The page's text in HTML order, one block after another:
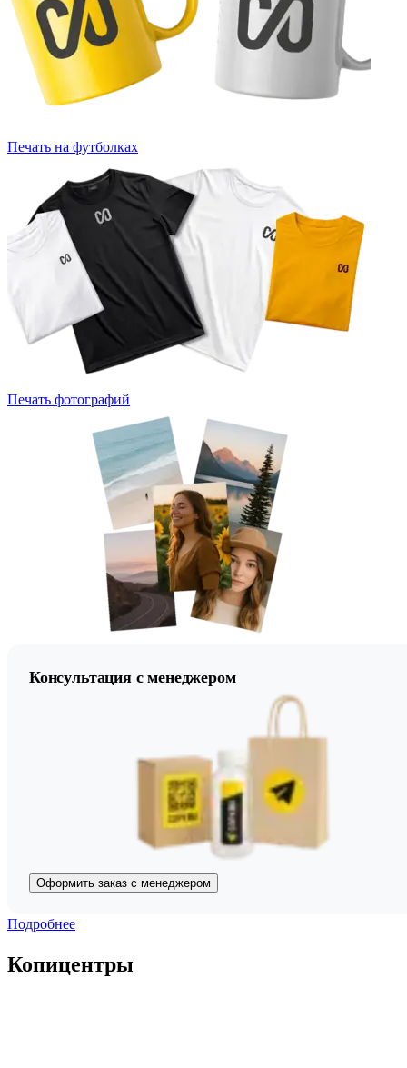
Печать на футболках
Печать фотографий
Консультация с менеджером
Оформить заказ с менеджером
Подробнее
Копицентры